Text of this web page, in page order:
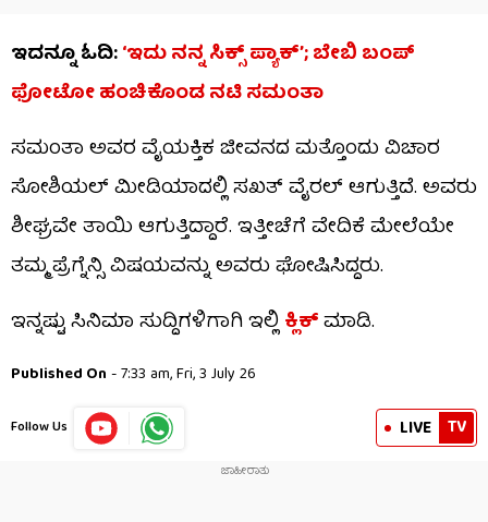
ಇದನ್ನೂ ಓದಿ:‘ಇದು ನನ್ನ ಸಿಕ್ಸ್​ ಪ್ಯಾಕ್’; ಬೇಬಿ ಬಂಪ್
ಫೋಟೋ ಹಂಚಿಕೊಂಡ ನಟಿ ಸಮಂತಾ
ಸಮಂತಾ ಅವರ ವೈಯಕ್ತಿಕ ಜೀವನದ ಮತ್ತೊಂದು ವಿಚಾರ
ಸೋಶಿಯಲ್ ಮೀಡಿಯಾದಲ್ಲಿ ಸಖತ್ ವೈರಲ್ ಆಗುತ್ತಿದೆ. ಅವರು
ಶೀಘ್ರವೇ ತಾಯಿ ಆಗುತ್ತಿದ್ದಾರೆ. ಇತ್ತೀಚೆಗೆ ವೇದಿಕೆ ಮೇಲೆಯೇ
ತಮ್ಮ ಪ್ರೆಗ್ನೆನ್ಸಿ ವಿಷಯವನ್ನು ಅವರು ಘೋಷಿಸಿದ್ದರು.
ಇನ್ನಷ್ಟು ಸಿನಿಮಾ ಸುದ್ದಿಗಳಿಗಾಗಿ ಇಲ್ಲಿಕ್ಲಿಕ್​ಮಾಡಿ.
Published On - 7:33 am, Fri, 3 July 26
Follow Us LIVE TV